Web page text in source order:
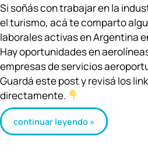
Si soñás con trabajar en la
el turismo, acá te comparto
laborales activas en Argentina
Hay oportunidades en
empresas de servicios
Guardá este post y revisá los
directamente.
continuar leyendo »